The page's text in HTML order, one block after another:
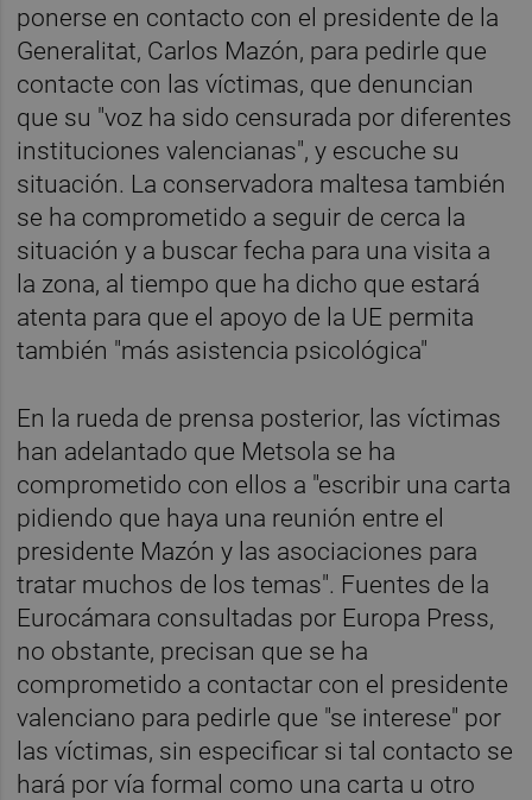
ponerse en contacto con el presidente de la
Generalitat, Carlos Mazón, para pedirle que
contacte con las víctimas, que denuncian
que su "voz ha sido censurada por diferentes
instituciones valencianas", y escuche su
situación. La conservadora maltesa también
se ha comprometido a seguir de cerca la
situación y a buscar fecha para una visita a
la zona, al tiempo que ha dicho que estará
atenta para que el apoyo de la UE permita
también "más asistencia psicológica"
En la rueda de prensa posterior, las víctimas
han adelantado que Metsola se ha
comprometido con ellos a "escribir una carta
pidiendo que haya una reunión entre el
presidente Mazón y las asociaciones para
tratar muchos de los temas". Fuentes de la
Eurocámara consultadas por Europa Press,
no obstante, precisan que se ha
comprometido a contactar con el presidente
valenciano para pedirle que "se interese" por
las víctimas, sin especificar si tal contacto se
hará por vía formal como una carta u otro